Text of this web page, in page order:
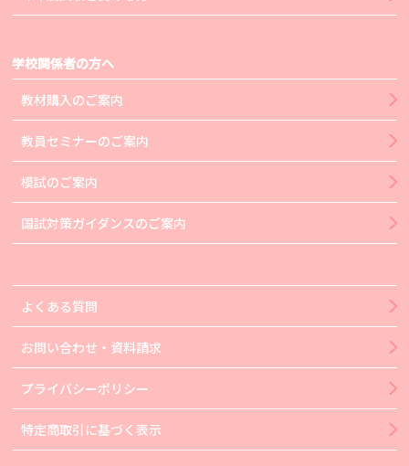
学校関係者の方へ
教材購入のご案内
教員セミナーのご案内
模試のご案内
国試対策ガイダンスのご案内
よくある質問
お問い合わせ・資料請求
プライバシーポリシー
特定商取引に基づく表示